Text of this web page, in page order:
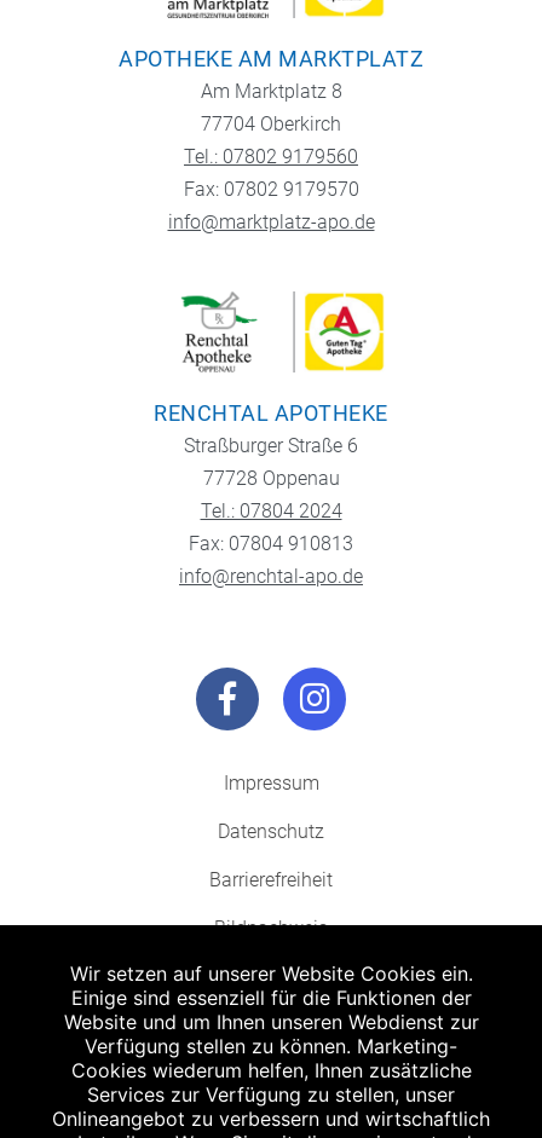
APOTHEKE AM MARKTPLATZ
Am Marktplatz 8
77704 Oberkirch
Tel.: 07802 9179560
Fax: 07802 9179570
info@marktplatz-apo.de
RENCHTAL APOTHEKE
Straßburger Straße 6
77728 Oppenau
Tel.: 07804 2024
Fax: 07804 910813
info@renchtal-apo.de
Impressum
Datenschutz
Barrierefreiheit
Bildnachweis
Abgabe in haushaltsüblichen Mengen, solange der Vorrat reicht. Für Druck-
und Satzfehler keine Haftung.
Zu Risiken und Nebenwirkungen lesen Sie die Packungsbeilage und fragen
Wir setzen auf unserer Website Cookies ein.
Einige sind essenziell für die Funktionen der
Website und um Ihnen unseren Webdienst zur
Verfügung stellen zu können. Marketing-
Cookies wiederum helfen, Ihnen zusätzliche
Services zur Verfügung zu stellen, unser
Onlineangebot zu verbessern und wirtschaftlich